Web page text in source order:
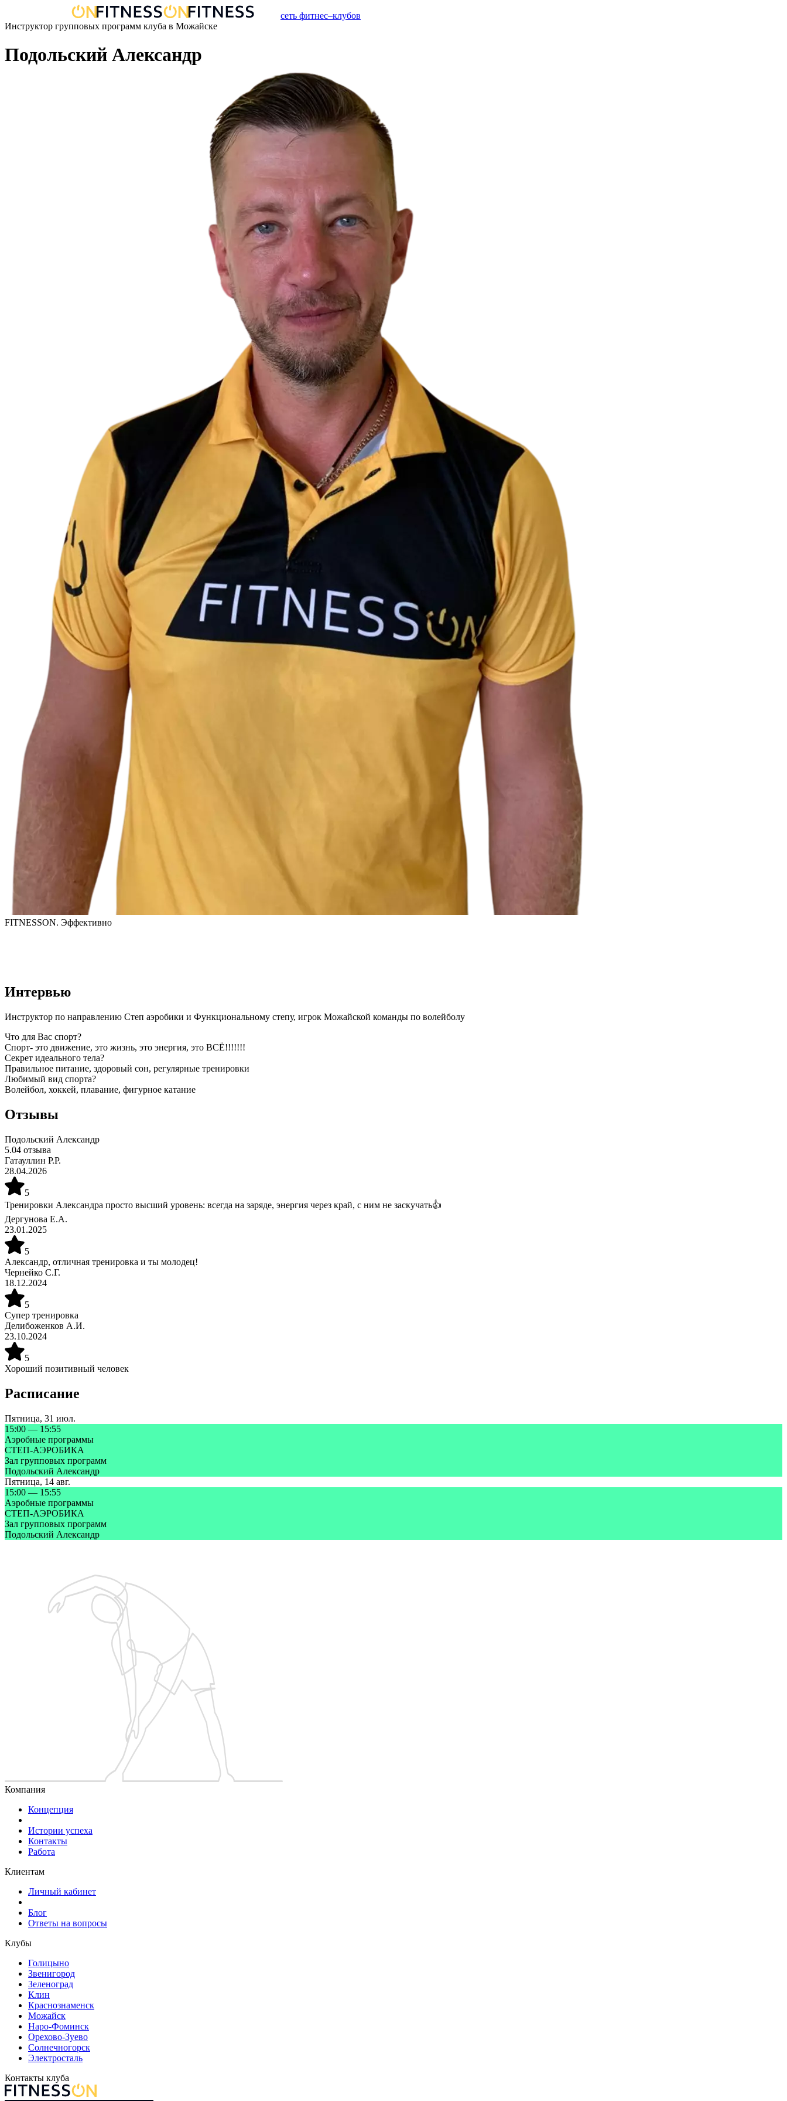
сеть фитнес–клубов
Инструктор групповых программ клуба в Можайске
Подольский Александр
FITNESSON. Эффективно
Интервью
Инструктор по направлению Степ аэробики и Функциональному степу, игрок Можайской команды по волейболу
Что для Вас спорт?
Спорт- это движение, это жизнь, это энергия, это ВСЁ!!!!!!!
Секрет идеального тела?
Правильное питание, здоровый сон, регулярные тренировки
Любимый вид спорта?
Волейбол, хоккей, плавание, фигурное катание
Отзывы
Подольский Александр
5.04 отзыва
Гатауллин Р.Р.
28.04.2026
5
Тренировки Александра просто высший уровень: всегда на заряде, энергия через край, с ним не заскучать👍
Дергунова Е.А.
23.01.2025
5
Александр, отличная тренировка и ты молодец!
Чернейко С.Г.
18.12.2024
5
Супер тренировка
Делибоженков А.И.
23.10.2024
5
Хороший позитивный человек
Расписание
Пятница, 31 июл.
15:00 — 15:55
Аэробные программы
СТЕП-АЭРОБИКА
Зал групповых программ
Подольский Александр
Пятница, 14 авг.
15:00 — 15:55
Аэробные программы
СТЕП-АЭРОБИКА
Зал групповых программ
Подольский Александр
Компания
Концепция
Истории успеха
Контакты
Работа
Клиентам
Личный кабинет
Блог
Ответы на вопросы
Клубы
Голицыно
Звенигород
Зеленоград
Клин
Краснознаменск
Можайск
Наро-Фоминск
Орехово-Зуево
Солнечногорск
Электросталь
Контакты клуба